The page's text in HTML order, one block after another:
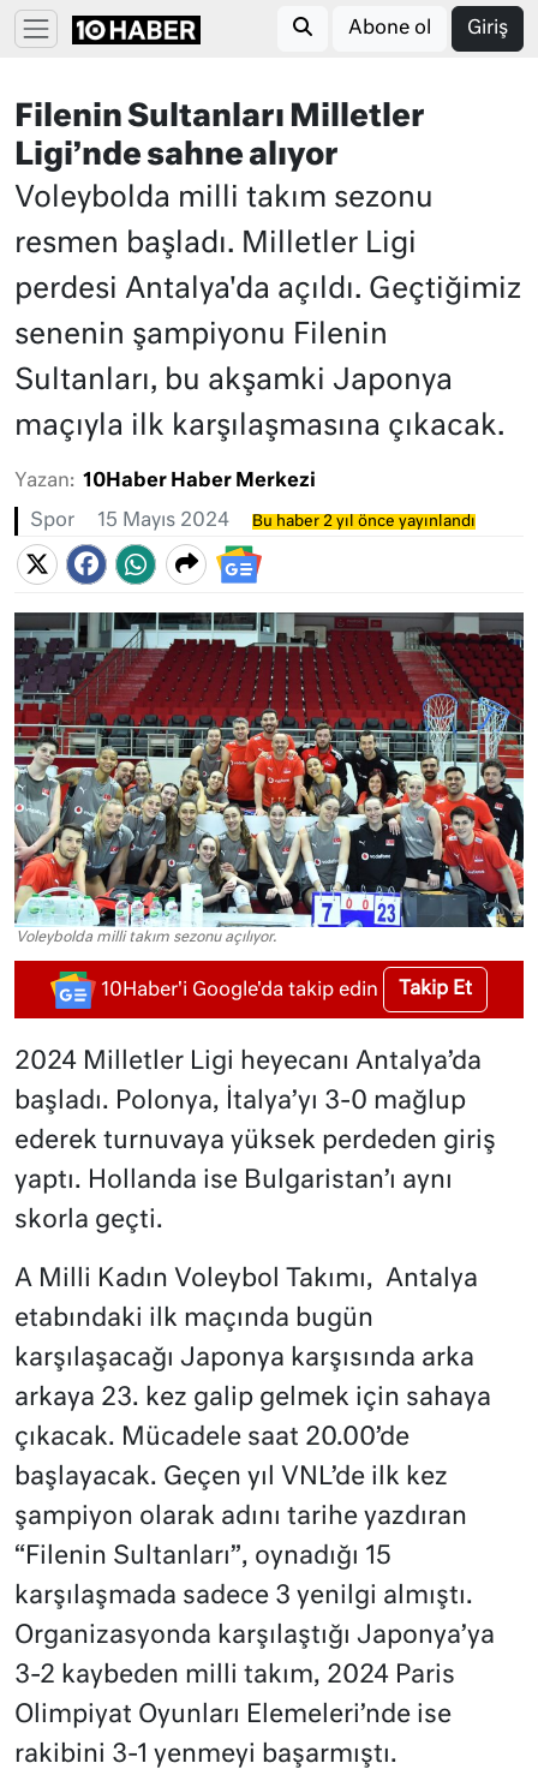
Abone ol Giriş
Filenin Sultanları Milletler
Ligi’nde sahne alıyor
Voleybolda milli takım sezonu
resmen başladı. Milletler Ligi
perdesi Antalya'da açıldı. Geçtiğimiz
senenin şampiyonu Filenin
Sultanları, bu akşamki Japonya
maçıyla ilk karşılaşmasına çıkacak.
Yazan: 10Haber Haber Merkezi
Spor 15 Mayıs 2024 Bu haber 2 yıl önce yayınlandı
Voleybolda milli takım sezonu açılıyor.
10Haber'i Google'da takip edin Takip Et
2024 Milletler Ligi heyecanı Antalya’da
başladı. Polonya, İtalya’yı 3-0 mağlup
ederek turnuvaya yüksek perdeden giriş
yaptı. Hollanda ise Bulgaristan’ı aynı
skorla geçti.
A Milli Kadın Voleybol Takımı, Antalya
etabındaki ilk maçında bugün
karşılaşacağı Japonya karşısında arka
arkaya 23. kez galip gelmek için sahaya
çıkacak. Mücadele saat 20.00’de
başlayacak. Geçen yıl VNL’de ilk kez
şampiyon olarak adını tarihe yazdıran
“Filenin Sultanları”, oynadığı 15
karşılaşmada sadece 3 yenilgi almıştı.
Organizasyonda karşılaştığı Japonya’ya
3-2 kaybeden milli takım, 2024 Paris
Olimpiyat Oyunları Elemeleri’nde ise
rakibini 3-1 yenmeyi başarmıştı.